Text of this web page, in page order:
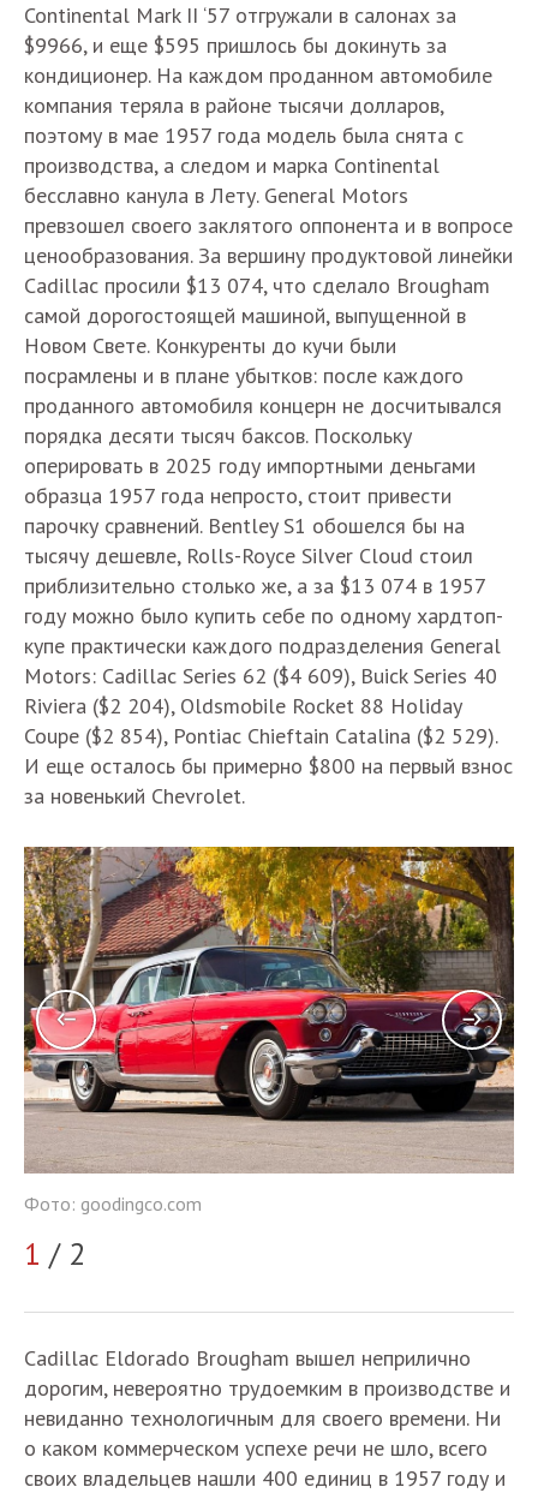
Continental Mark II ‘57 отгружали в салонах за
$9966, и еще $595 пришлось бы докинуть за
кондиционер. На каждом проданном автомобиле
компания теряла в районе тысячи долларов,
поэтому в мае 1957 года модель была снята с
производства, а следом и марка Continental
бесславно канула в Лету. General Motors
превзошел своего заклятого оппонента и в вопросе
ценообразования. За вершину продуктовой линейки
Cadillac просили $13 074, что сделало Brougham
самой дорогостоящей машиной, выпущенной в
Новом Свете. Конкуренты до кучи были
посрамлены и в плане убытков: после каждого
проданного автомобиля концерн не досчитывался
порядка десяти тысяч баксов. Поскольку
оперировать в 2025 году импортными деньгами
образца 1957 года непросто, стоит привести
парочку сравнений. Bentley S1 обошелся бы на
тысячу дешевле, Rolls-Royce Silver Cloud стоил
приблизительно столько же, а за $13 074 в 1957
году можно было купить себе по одному хардтоп-
купе практически каждого подразделения General
Motors: Cadillac Series 62 ($4 609), Buick Series 40
Riviera ($2 204), Oldsmobile Rocket 88 Holiday
Coupe ($2 854), Pontiac Chieftain Catalina ($2 529).
И еще осталось бы примерно $800 на первый взнос
за новенький Chevrolet.
Фото: goodingco.com
1 / 2
Cadillac Eldorado Brougham вышел неприлично
дорогим, невероятно трудоемким в производстве и
невиданно технологичным для своего времени. Ни
о каком коммерческом успехе речи не шло, всего
своих владельцев нашли 400 единиц в 1957 году и